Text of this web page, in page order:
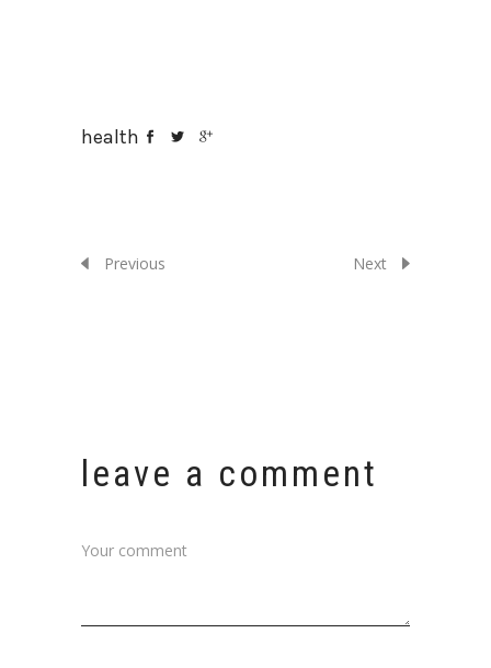
health
Previous Next
leave a comment